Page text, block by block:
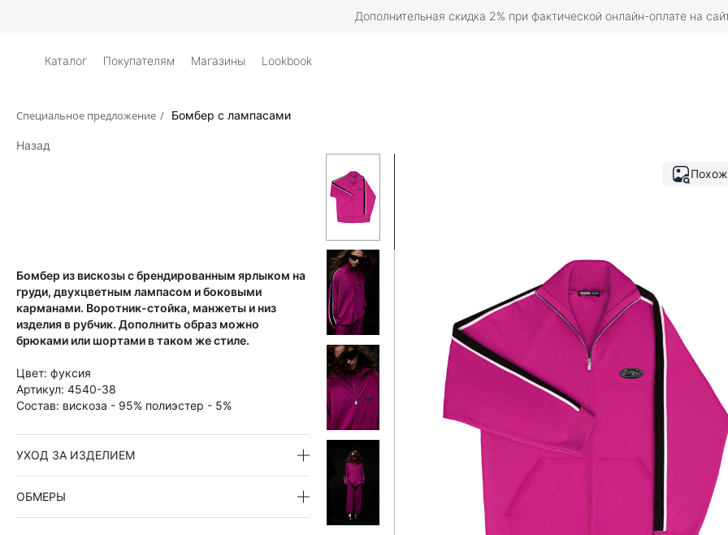
Дополнительная скидка 2% при фактической онлайн-оплате на
Каталог Покупателям Магазины Lookbook
Специальное предложение / Бомбер с лампасами
Назад
Бомбер из вискозы с брендированным ярлыком на
груди, двухцветным лампасом и боковыми
карманами. Воротник-стойка, манжеты и низ
изделия в рубчик. Дополнить образ можно
брюками или шортами в таком же стиле.
Цвет: фуксия
Артикул: 4540-38
Состав: вискоза - 95% полиэстер - 5%
УХОД ЗА ИЗДЕЛИЕМ
ОБМЕРЫ